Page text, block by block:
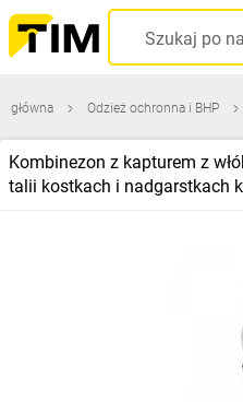
główna Odzież ochronna i BHP
Kombinezon z kapturem z
talii kostkach i nadgarstkach